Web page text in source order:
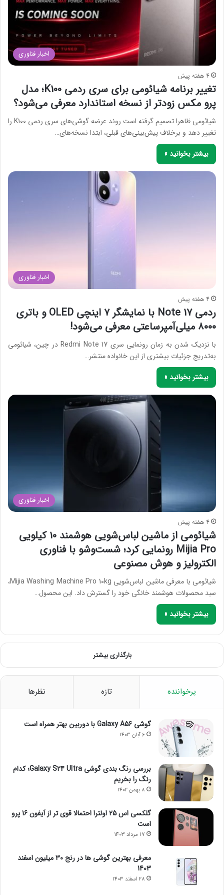
اخبار فناوری
4 هفته پیش
تغییر برنامه شیائومی برای سری ردمی K100؛ مدل
پرو مکس زودتر از نسخه استاندارد معرفی می‌شود؟
شیائومی ظاهرا تصمیم گرفته است روند عرضه گوشی‌های سری ردمی K100 را
تغییر دهد و برخلاف پیش‌بینی‌های قبلی، ابتدا نسخه‌های…
بیشتر بخوانید »
اخبار فناوری
4 هفته پیش
ردمی Note 17 با نمایشگر ۷ اینچی OLED و باتری
۸۰۰۰ میلی‌آمپرساعتی معرفی می‌شود!
با نزدیک شدن به زمان رونمایی سری Redmi Note 17 در چین، شیائومی
به‌تدریج جزئیات بیشتری از این خانواده منتشر…
بیشتر بخوانید »
اخبار فناوری
4 هفته پیش
شیائومی از ماشین لباس‌شویی هوشمند ۱۰ کیلویی
Mijia Pro رونمایی کرد؛ شست‌وشو با فناوری
الکترولیز و هوش مصنوعی
شیائومی با معرفی ماشین لباس‌شویی Mijia Washing Machine Pro 10kg،
سبد محصولات هوشمند خانگی خود را گسترش داد. این محصول…
بیشتر بخوانید »
بارگذاری بیشتر
پرخواننده تازه نظرها
گوشی Galaxy A56 با دوربین بهتر همراه است
6 آبان 1403
بررسی رنگ بندی گوشی Galaxy S24 Ultra؛ کدام
رنگ را بخریم
8 بهمن 1402
گلکسی اس 25 اولترا احتمالا قوی تر از آیفون 16 پرو
است
17 مرداد 1403
معرفی بهترین گوشی ها در رنج ۳۰ میلیون اسفند
1403
28 اسفند 1403